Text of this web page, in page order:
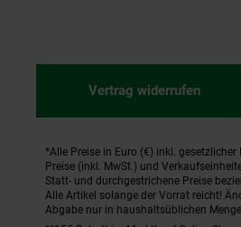
Vertrag widerrufen
Fußnoten
*Alle Preise in Euro (€) inkl. gesetzlicher
Preise (inkl. MwSt.) und
Statt- und durchgestrichene Preise
Alle Artikel solange der Vorrat reicht!
Abgabe nur in haushaltsüblichen